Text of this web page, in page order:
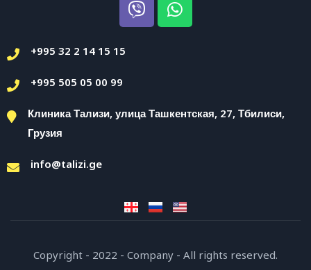
+995 32 2 14 15 15
+995 505 05 00 99
Клиника Тализи, улица Ташкентская, 27, Тбилиси,
Грузия
info@talizi.ge
Copyright - 2022 - Company - All rights reserved.